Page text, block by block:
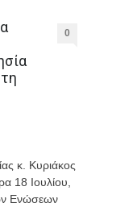
0
κ. Κυριάκος
18 Ιουλίου,
Ενώσεων